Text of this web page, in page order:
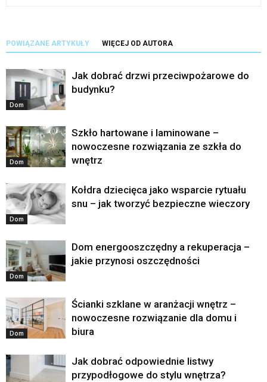
POWIĄZANE ARTYKUŁY WIĘCEJ OD AUTORA
Dom
Jak dobrać drzwi przeciwpożarowe do
budynku?
Dom
Szkło hartowane i laminowane –
nowoczesne rozwiązania ze szkła do
wnętrz
Dom
Kołdra dziecięca jako wsparcie rytuału
snu – jak tworzyć bezpieczne wieczory
Dom
Dom energooszczędny a rekuperacja –
jakie przynosi oszczędności
Dom
Ścianki szklane w aranżacji wnętrz –
nowoczesne rozwiązanie dla domu i
biura
Jak dobrać odpowiednie listwy
przypodłogowe do stylu wnętrza?